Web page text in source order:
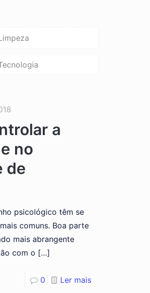
a
no
de
psicológico têm se
comuns. Boa parte
mais abrangente
com o […]
0 Ler mais